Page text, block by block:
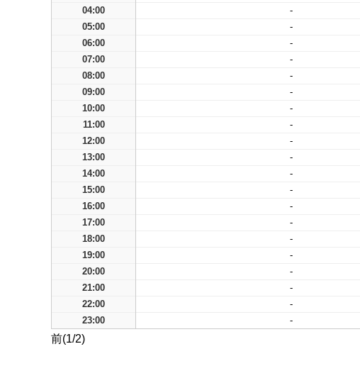
04:00
-
05:00
-
06:00
-
07:00
-
08:00
-
09:00
-
10:00
-
11:00
-
12:00
-
13:00
-
14:00
-
15:00
-
16:00
-
17:00
-
18:00
-
19:00
-
20:00
-
21:00
-
22:00
-
23:00
-
前(1/2)